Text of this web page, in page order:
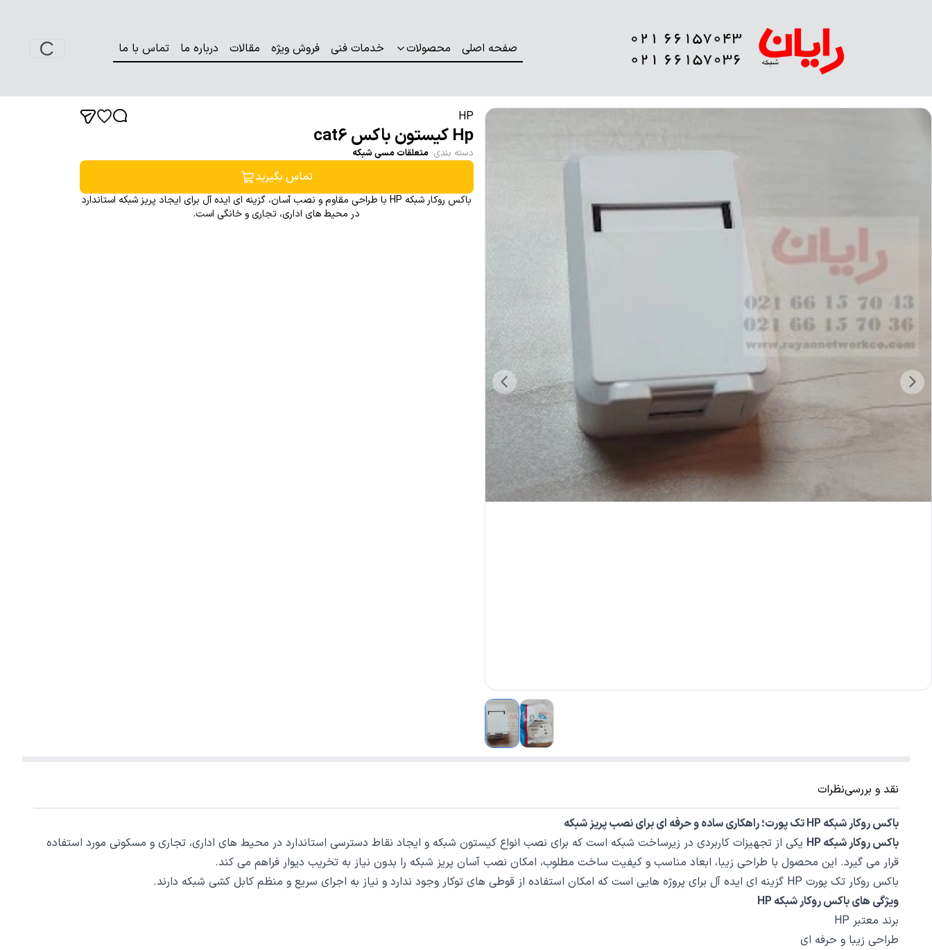
صفحه اصلی محصولات خدمات فنی فروش ویژه مقالات درباره ما تماس با ما
HP
Hp کیستون باکس cat6
دسته بندی: متعلقات مسی شبکه
تماس بگیرید
باکس روکار شبکه HP با طراحی مقاوم و نصب آسان، گزینه ای ایده آل برای ایجاد پریز شبکه استاندارد
در محیط های اداری، تجاری و خانگی است.
نقد و بررسینظرات
باکس روکار شبکه HP تک پورت؛ راهکاری ساده و حرفه ای برای نصب پریز شبکه
باکس روکار شبکه HP
یکی از تجهیزات کاربردی در زیرساخت شبکه است که برای نصب انواع کیستون شبکه و ایجاد نقاط دسترسی استاندارد در محیط های اداری، تجاری و مسکونی مورد استفاده
قرار می گیرد. این محصول با طراحی زیبا، ابعاد مناسب و کیفیت ساخت مطلوب، امکان نصب آسان پریز شبکه را بدون نیاز به تخریب دیوار فراهم می کند.
باکس روکار تک پورت HP گزینه ای ایده آل برای پروژه هایی است که امکان استفاده از قوطی های توکار وجود ندارد و نیاز به اجرای سریع و منظم کابل کشی شبکه دارند.
ویژگی های باکس روکار شبکه HP
برند معتبر HP
طراحی زیبا و حرفه ای